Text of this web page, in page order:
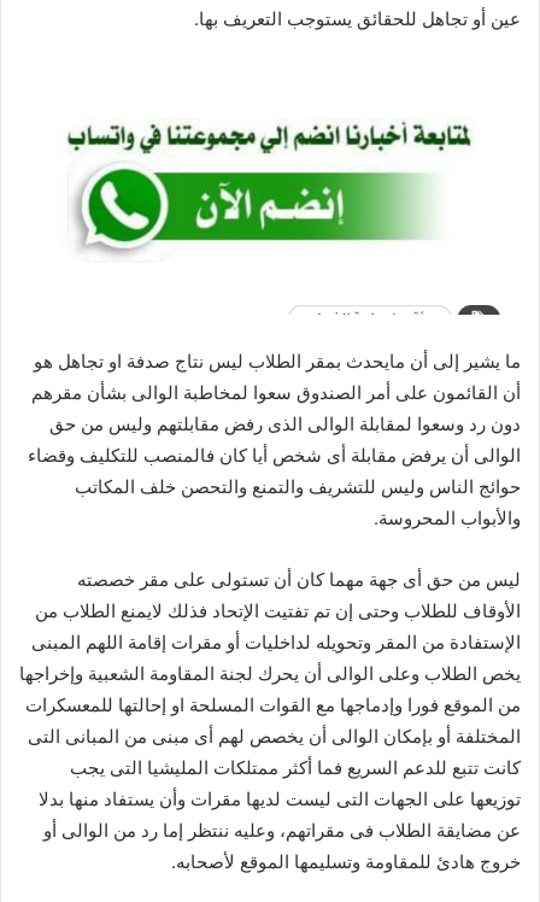
عين أو تجاهل للحقائق يستوجب التعريف بها.
ما يشير إلى أن مايحدث بمقر الطلاب ليس نتاج صدفة او تجاهل هو
أن القائمون على أمر الصندوق سعوا لمخاطبة الوالى بشأن مقرهم
دون رد وسعوا لمقابلة الوالى الذى رفض مقابلتهم وليس من حق
الوالى أن يرفض مقابلة أى شخص أيا كان فالمنصب للتكليف وقضاء
حوائج الناس وليس للتشريف والتمنع والتحصن خلف المكاتب
والأبواب المحروسة.
ليس من حق أى جهة مهما كان أن تستولى على مقر خصصته
الأوقاف للطلاب وحتى إن تم تفتيت الإتحاد فذلك لايمنع الطلاب من
الإستفادة من المقر وتحويله لداخليات أو مقرات إقامة اللهم المبنى
يخص الطلاب وعلى الوالى أن يحرك لجنة المقاومة الشعبية وإخراجها
من الموقع فورا وإدماجها مع القوات المسلحة او إحالتها للمعسكرات
المختلفة أو بإمكان الوالى أن يخصص لهم أى مبنى من المبانى التى
كانت تتبع للدعم السريع فما أكثر ممتلكات المليشيا التى يجب
توزيعها على الجهات التى ليست لديها مقرات وأن يستفاد منها بدلا
عن مضايقة الطلاب فى مقراتهم، وعليه ننتظر إما رد من الوالى أو
خروج هادئ للمقاومة وتسليمها الموقع لأصحابه.